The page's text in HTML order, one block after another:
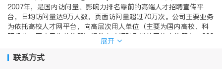
2007年，是国内访问量、影响力排名靠前的高端人才招聘宣传平
台，日均访问量达9万人数，页面访问量超过70万次。公司主要业务
为依托高校人才网平台，向高层次用人单位（主要为国内高校、科
研机构、医疗卫生单位等）提供人才招聘引进的网络宣传服务。202
1年下半年分别在北京、上海、南京、西安、武汉、广州、深圳等多
个城市举办现场招聘会，公司目前已与中国科学技术大学、国防科
展开
联系方式